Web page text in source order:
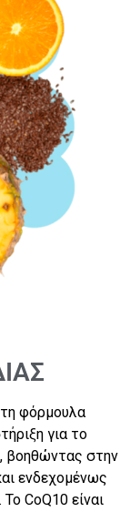
φόρμουλα
για το
βοηθώντας στην
ενδεχομένως
CoQ10 είναι